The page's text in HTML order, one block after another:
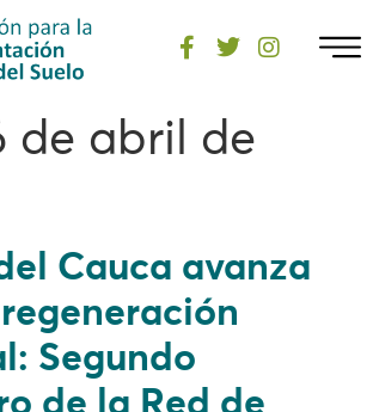
de abril de
Cauca avanza
Segundo